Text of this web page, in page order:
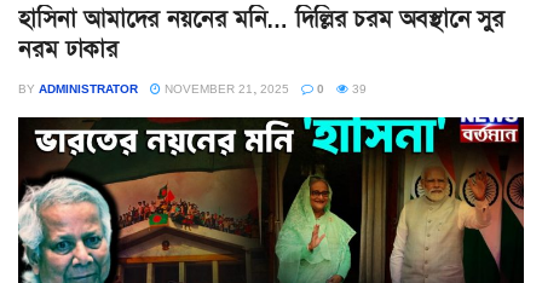
হাসিনা আমাদের নয়নের মনি… দিল্লির চরম অবস্থানে সুর
নরম ঢাকার
BY ADMINISTRATOR NOVEMBER 21, 2025 0 39